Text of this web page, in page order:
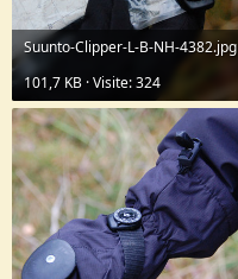
Suunto-Clipper-L-B-NH-4382.jpg
101,7 KB · Visite: 324